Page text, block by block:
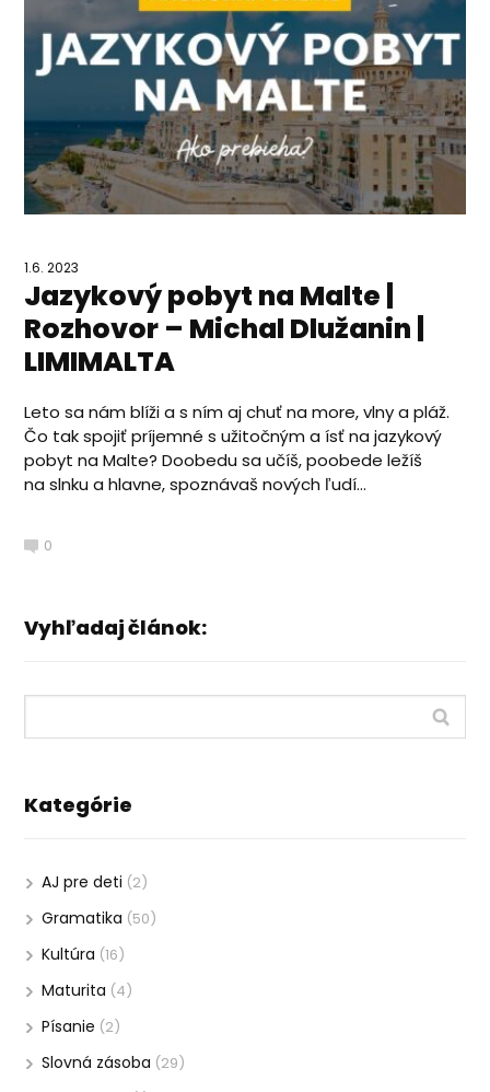
1.6. 2023
Jazykový pobyt na Malte |
Rozhovor – Michal Dlužanin |
LIMIMALTA
Leto sa nám blíži a s ním aj chuť na more, vlny a pláž.
Čo tak spojiť príjemné s užitočným a ísť na jazykový
pobyt na Malte? Doobedu sa učíš, poobede ležíš
na slnku a hlavne, spoznávaš nových ľudí...
0
Vyhľadaj článok:
Kategórie
AJ pre deti (2)
Gramatika (50)
Kultúra (16)
Maturita (4)
Písanie (2)
Slovná zásoba (29)